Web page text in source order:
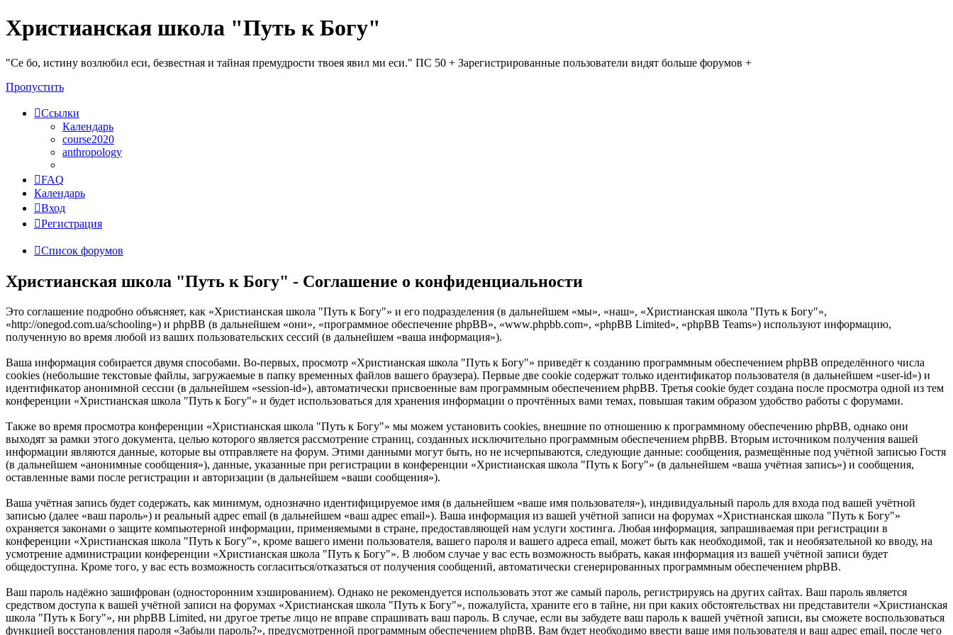
Христианская школа "Путь к Богу"
"Се бо, истину возлюбил еси, безвестная и тайная премудрости твоея явил ми еси." ПС 50 + Зарегистрированные пользователи видят больше форумов +
Пропустить
Ссылки
Календарь
course2020
anthropology
FAQ
Календарь
Вход
Регистрация
Список форумов
Христианская школа "Путь к Богу" - Соглашение о конфиденциальности
Это соглашение подробно объясняет, как «Христианская школа "Путь к Богу"» и его подразделения (в дальнейшем «мы», «наш», «Христианская школа "Путь к Богу"»,
«http://onegod.com.ua/schooling») и phpBB (в дальнейшем «они», «программное обеспечение phpBB», «www.phpbb.com», «phpBB Limited», «phpBB Teams») используют информацию,
полученную во время любой из ваших пользовательских сессий (в дальнейшем «ваша информация»).
Ваша информация собирается двумя способами. Во-первых, просмотр «Христианская школа "Путь к Богу"» приведёт к созданию программным обеспечением phpBB определённого числа
cookies (небольшие текстовые файлы, загружаемые в папку временных файлов вашего браузера). Первые две cookie содержат только идентификатор пользователя (в дальнейшем «user-id») и
идентификатор анонимной сессии (в дальнейшем «session-id»), автоматически присвоенные вам программным обеспечением phpBB. Третья cookie будет создана после просмотра одной из тем
конференции «Христианская школа "Путь к Богу"» и будет использоваться для хранения информации о прочтённых вами темах, повышая таким образом удобство работы с форумами.
Также во время просмотра конференции «Христианская школа "Путь к Богу"» мы можем установить cookies, внешние по отношению к программному обеспечению phpBB, однако они
выходят за рамки этого документа, целью которого является рассмотрение страниц, созданных исключительно программным обеспечением phpBB. Вторым источником получения вашей
информации являются данные, которые вы отправляете на форум. Этими данными могут быть, но не исчерпываются, следующие данные: сообщения, размещённые под учётной записью Гостя
(в дальнейшем «анонимные сообщения»), данные, указанные при регистрации в конференции «Христианская школа "Путь к Богу"» (в дальнейшем «ваша учётная запись») и сообщения,
оставленные вами после регистрации и авторизации (в дальнейшем «ваши сообщения»).
Ваша учётная запись будет содержать, как минимум, однозначно идентифицируемое имя (в дальнейшем «ваше имя пользователя»), индивидуальный пароль для входа под вашей учётной
записью (далее «ваш пароль») и реальный адрес email (в дальнейшем «ваш адрес email»). Ваша информация из вашей учётной записи на форумах «Христианская школа "Путь к Богу"»
охраняется законами о защите компьютерной информации, применяемыми в стране, предоставляющей нам услуги хостинга. Любая информация, запрашиваемая при регистрации в
конференции «Христианская школа "Путь к Богу"», кроме вашего имени пользователя, вашего пароля и вашего адреса email, может быть как необходимой, так и необязательной ко вводу, на
усмотрение администрации конференции «Христианская школа "Путь к Богу"». В любом случае у вас есть возможность выбрать, какая информация из вашей учётной записи будет
общедоступна. Кроме того, у вас есть возможность согласиться/отказаться от получения сообщений, автоматически сгенерированных программным обеспечением phpBB.
Ваш пароль надёжно зашифрован (односторонним хэшированием). Однако не рекомендуется использовать этот же самый пароль, регистрируясь на других сайтах. Ваш пароль является
средством доступа к вашей учётной записи на форумах «Христианская школа "Путь к Богу"», пожалуйста, храните его в тайне, ни при каких обстоятельствах ни представители «Христианская
школа "Путь к Богу"», ни phpBB Limited, ни другое третье лицо не вправе спрашивать ваш пароль. В случае, если вы забудете ваш пароль к вашей учётной записи, вы сможете воспользоваться
функцией восстановления пароля «Забыли пароль?», предусмотренной программным обеспечением phpBB. Вам будет необходимо ввести ваше имя пользователя и ваш адрес email, после чего